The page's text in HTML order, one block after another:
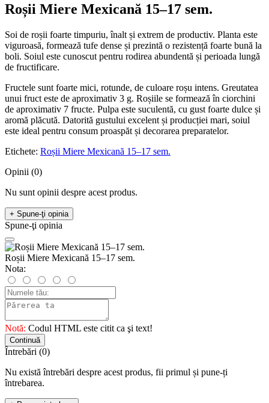
Roșii Miere Mexicană 15–17 sem.
Soi de roșii foarte timpuriu, înalt și extrem de productiv. Planta este
viguroasă, formează tufe dense și prezintă o rezistență foarte bună la
boli. Soiul este cunoscut pentru rodirea abundentă și perioada lungă
de fructificare.
Fructele sunt foarte mici, rotunde, de culoare roșu intens. Greutatea
unui fruct este de aproximativ 3 g. Roșiile se formează în ciorchini
de aproximativ 7 fructe. Pulpa este suculentă, cu gust foarte dulce și
aromă plăcută. Datorită gustului excelent și producției mari, soiul
este ideal pentru consum proaspăt și decorarea preparatelor.
Etichete: Roșii Miere Mexicană 15–17 sem.
Opinii (0)
Nu sunt opinii despre acest produs.
+ Spune-ţi opinia
Spune-ţi opinia
Roșii Miere Mexicană 15–17 sem.
Nota:
Notă: Codul HTML este citit ca şi text!
Continuă
Întrebări (0)
Nu există întrebări despre acest produs, fii primul și pune-ți
întrebarea.